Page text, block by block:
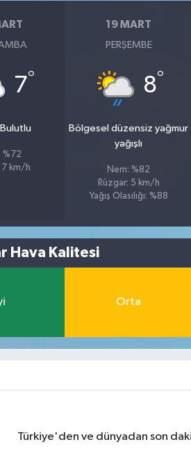
7°
Bulutlu
%72
7 km/h
19 MART
PERŞEMBE
8°
Bölgesel düzensiz yağmur
yağışlı
Nem: %82
Rüzgar: 5 km/h
Yağış Olasılığı: %88
Hava Kalitesi
Orta
Türkiye'den ve dünyadan son